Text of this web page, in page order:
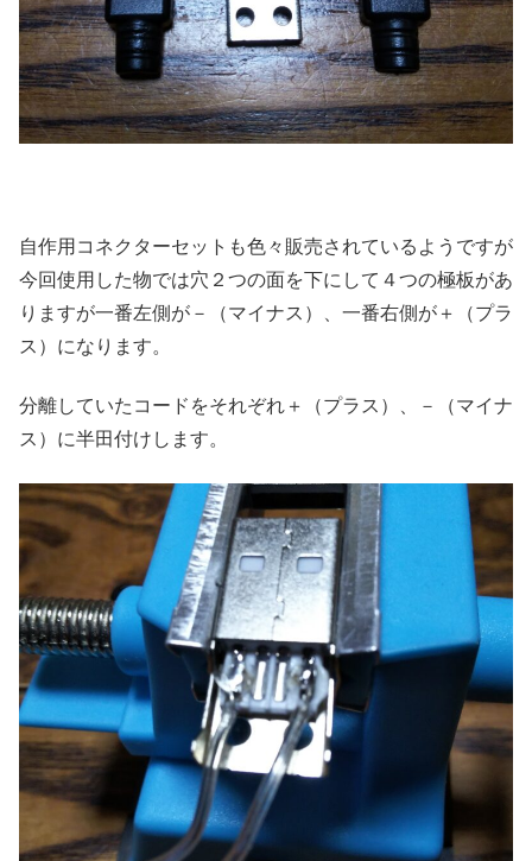
自作用コネクターセットも色々販売されているようですが
今回使用した物では穴２つの面を下にして４つの極板があ
りますが一番左側が－（マイナス）、一番右側が＋（プラ
ス）になります。
分離していたコードをそれぞれ＋（プラス）、－（マイナ
ス）に半田付けします。